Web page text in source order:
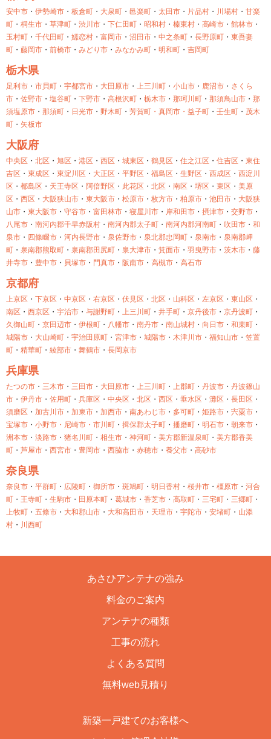
安中市 ・ 伊勢崎市 ・ 板倉町 ・ 大泉町 ・ 邑楽町 ・ 太田市 ・ 片品村 ・ 川場村 ・ 甘楽
町 ・ 桐生市 ・ 草津町 ・ 渋川市 ・ 下仁田町 ・ 昭和村 ・ 榛東村 ・ 高崎市 ・ 館林市 ・
玉村町 ・ 千代田町 ・ 嬬恋村 ・ 富岡市 ・ 沼田市 ・ 中之条町 ・ 長野原町 ・ 東吾妻
町 ・ 藤岡市 ・ 前橋市 ・ みどり市 ・ みなかみ町 ・ 明和町 ・ 吉岡町
栃木県
足利市 ・ 市貝町 ・ 宇都宮市 ・ 大田原市 ・ 上三川町 ・ 小山市 ・ 鹿沼市 ・ さくら
市 ・ 佐野市 ・ 塩谷町 ・ 下野市 ・ 高根沢町 ・ 栃木市 ・ 那珂川町 ・ 那須鳥山市 ・ 那
須塩原市 ・ 那須町 ・ 日光市 ・ 野木町 ・ 芳賀町・ 真岡市・ 益子町 ・ 壬生町 ・ 茂木
町 ・ 矢板市
大阪府
中央区 ・ 北区 ・ 旭区 ・ 港区 ・ 西区 ・ 城東区 ・ 鶴見区 ・ 住之江区 ・ 住吉区 ・ 東住
吉区 ・ 東成区 ・ 東淀川区 ・ 大正区 ・ 平野区 ・ 福島区 ・ 生野区 ・ 西成区 ・ 西淀川
区 ・ 都島区 ・ 天王寺区 ・ 阿倍野区 ・ 此花区 ・ 北区 ・ 南区 ・ 堺区 ・ 東区 ・ 美原
区 ・ 西区 ・ 大阪狭山市 ・ 東大阪市 ・ 松原市 ・ 枚方市 ・ 柏原市 ・ 池田市 ・ 大阪狭
山市 ・ 東大阪市 ・ 守谷市 ・ 富田林市 ・ 寝屋川市 ・ 岸和田市 ・ 摂津市 ・ 交野市 ・
八尾市 ・ 南河内郡千早赤阪村 ・ 南河内郡太子町 ・ 南河内郡河南町 ・ 吹田市 ・ 和
泉市 ・ 四條畷市 ・ 河内長野市 ・ 泉佐野市 ・ 泉北郡忠岡町 ・ 泉南市 ・ 泉南郡岬
町 ・ 泉南郡熊取町 ・ 泉南郡田尻町 ・ 泉大津市 ・ 箕面市 ・ 羽曳野市 ・ 茨木市 ・ 藤
井寺市 ・ 豊中市 ・ 貝塚市 ・ 門真市 ・ 阪南市 ・ 高槻市 ・ 高石市
京都府
上京区 ・ 下京区 ・ 中京区 ・ 右京区 ・ 伏見区 ・ 北区 ・ 山科区 ・ 左京区 ・ 東山区 ・
南区 ・ 西京区 ・ 宇治市 ・ 与謝野町 ・ 上三川町 ・ 井手町 ・ 京丹後市 ・ 京丹波町 ・
久御山町 ・ 京田辺市 ・ 伊根町 ・ 八幡市 ・ 南丹市 ・ 南山城村 ・ 向日市 ・ 和束町 ・
城陽市 ・ 大山崎町 ・ 宇治田原町 ・ 宮津市 ・ 城陽市 ・ 木津川市 ・ 福知山市 ・ 笠置
町 ・ 精華町 ・ 綾部市 ・ 舞鶴市 ・ 長岡京市
兵庫県
たつの市 ・ 三木市 ・ 三田市 ・ 大田原市 ・ 上三川町 ・ 上郡町 ・ 丹波市 ・ 丹波篠山
市 ・ 伊丹市 ・ 佐用町 ・ 兵庫区 ・ 中央区 ・ 北区 ・ 西区 ・ 垂水区 ・ 灘区 ・ 長田区 ・
須磨区 ・ 加古川市 ・ 加東市 ・ 加西市 ・ 南あわじ市 ・ 多可町 ・ 姫路市 ・ 宍粟市 ・
宝塚市 ・ 小野市・ 尼崎市・ 市川町 ・ 揖保郡太子町 ・ 播磨町 ・ 明石市 ・ 朝来市 ・
洲本市 ・ 淡路市 ・ 猪名川町 ・ 相生市 ・ 神河町 ・ 美方郡新温泉町 ・ 美方郡香美
町 ・ 芦屋市 ・ 西宮市 ・ 豊岡市 ・ 西脇市 ・ 赤穂市 ・ 養父市 ・ 高砂市
奈良県
奈良市 ・ 平群町 ・ 広陵町 ・ 御所市 ・ 斑鳩町 ・ 明日香村 ・ 桜井市 ・ 橿原市 ・ 河合
町 ・ 王寺町 ・ 生駒市 ・ 田原本町 ・ 葛城市 ・ 香芝市 ・ 高取町 ・ 三宅町 ・ 三郷町 ・
上牧町 ・ 五條市 ・ 大和郡山市 ・ 大和高田市 ・ 天理市 ・ 宇陀市 ・ 安堵町 ・ 山添
村 ・ 川西町
あさひアンテナの強み
料金のご案内
アンテナの種類
工事の流れ
よくある質問
無料web見積り
新築一戸建てのお客様へ